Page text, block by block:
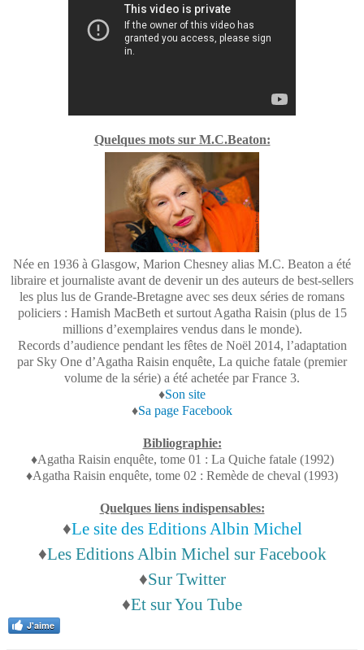
Quelques mots sur M.C.Beaton:
Née en 1936 à Glasgow, Marion Chesney alias M.C. Beaton a été
libraire et journaliste avant de devenir un des auteurs de best-sellers
les plus lus de Grande-Bretagne avec ses deux séries de romans
policiers : Hamish MacBeth et surtout Agatha Raisin (plus de 15
millions d’exemplaires vendus dans le monde).
Records d’audience pendant les fêtes de Noël 2014, l’adaptation
par Sky One d’Agatha Raisin enquête, La quiche fatale (premier
volume de la série) a été achetée par France 3.
♦Son site
♦Sa page Facebook
Bibliographie:
♦Agatha Raisin enquête, tome 01 : La Quiche fatale (1992)
♦Agatha Raisin enquête, tome 02 : Remède de cheval (1993)
Quelques liens indispensables:
♦Le site des Editions Albin Michel
♦Les Editions Albin Michel sur Facebook
♦Sur Twitter
♦Et sur You Tube
J'aime